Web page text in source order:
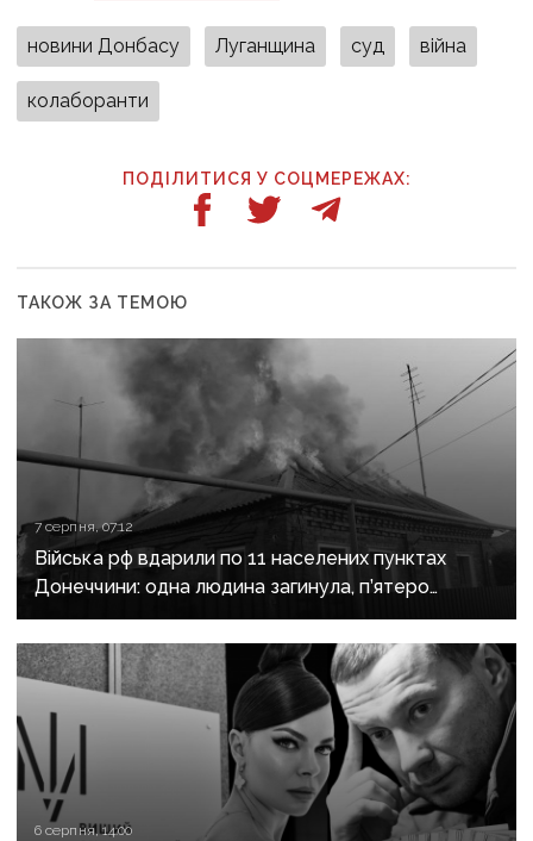
новини Донбасу Луганщина суд війна
колаборанти
ПОДІЛИТИСЯ У СОЦМЕРЕЖАХ:
ТАКОЖ ЗА ТЕМОЮ
7 серпня, 07:12
Війська рф вдарили по 11 населених пунктах
Донеччини: одна людина загинула, п’ятеро
поранені
6 серпня, 14:00